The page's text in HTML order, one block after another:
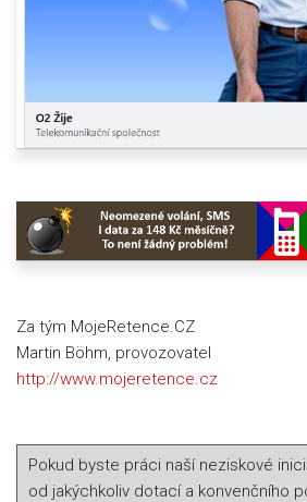
Za tým MojeRetence.CZ
Martin Böhm, provozovatel
http://www.mojeretence.cz
Pokud byste práci naší neziskové
od jakýchkoliv dotací a konvenčního